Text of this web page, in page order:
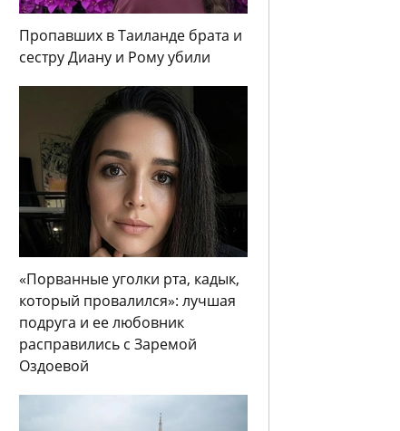
Пропавших в Таиланде брата и
сестру Диану и Рому убили
«Порванные уголки рта, кадык,
который провалился»: лучшая
подруга и ее любовник
расправились с Заремой
Оздоевой